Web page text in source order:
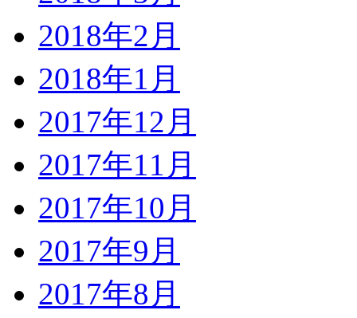
2018年2月
2018年1月
2017年12月
2017年11月
2017年10月
2017年9月
2017年8月